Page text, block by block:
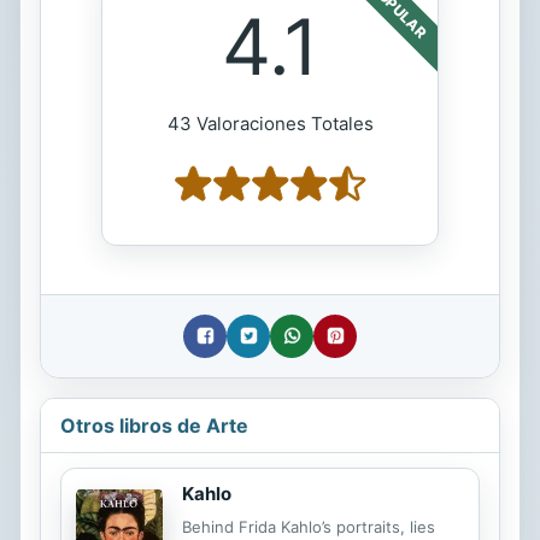
4.1
43 Valoraciones Totales
Otros libros de Arte
Kahlo
Behind Frida Kahlo’s portraits, lies